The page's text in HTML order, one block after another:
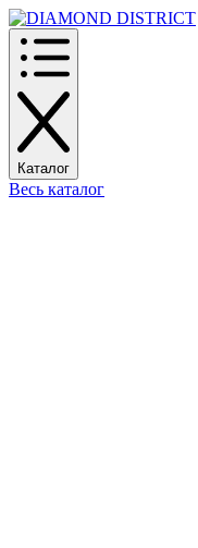
Каталог
Весь каталог